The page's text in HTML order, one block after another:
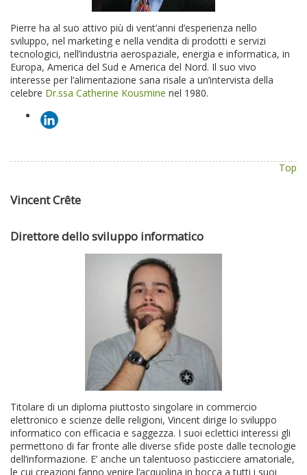
Pierre ha al suo attivo più di vent’anni d’esperienza nello
sviluppo, nel marketing e nella vendita di prodotti e servizi
tecnologici, nell’industria aerospaziale, energia e informatica, in
Europa, America del Sud e America del Nord. Il suo vivo
interesse per l’alimentazione sana risale a un’intervista della
celebre Dr.ssa Catherine Kousmine nel 1980.
Top
Vincent Crête
Direttore dello sviluppo informatico
Titolare di un diploma piuttosto singolare in commercio
elettronico e scienze delle religioni, Vincent dirige lo sviluppo
informatico con efficacia e saggezza. I suoi eclettici interessi gli
permettono di far fronte alle diverse sfide poste dalle tecnologie
dell’informazione. E’ anche un talentuoso pasticciere amatoriale,
le cui creazioni fanno venire l’acquolina in bocca a tutti i suoi